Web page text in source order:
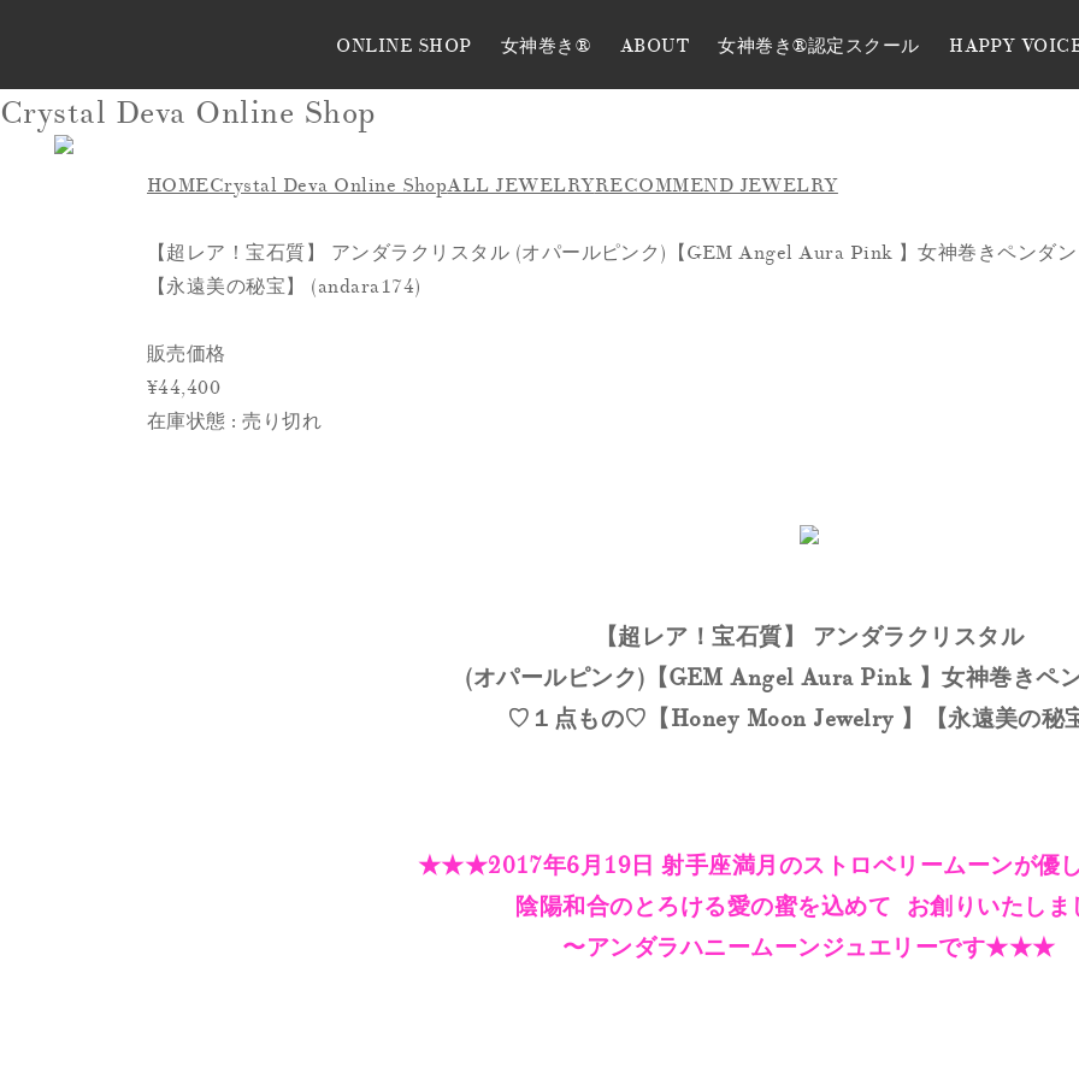
ONLINE SHOP 女神巻き® ABOUT 女神巻き®認定スクール HAPPY
Crystal Deva Online Shop
HOMECrystal Deva Online ShopALL JEWELRYRECOMMEND JEWELRY
【超レア！宝石質】 アンダラクリスタル (オパールピンク)【GEM Angel Aura Pink 】女神巻きペンダ
【永遠美の秘宝】 (andara174)
販売価格
¥44,400
在庫状態 : 売り切れ
【超レア！宝石質】 アンダラクリスタル
(オパールピンク)【GEM Angel Aura Pink 】女神巻きペ
♡１点もの♡【Honey Moon Jewelry 】【永遠美の秘宝
★★★2017年6月19日 射手座満月のストロベリームーンが優し
陰陽和合のとろける愛の蜜を込めて お創りいたしま
〜アンダラハニームーンジュエリーです★★★